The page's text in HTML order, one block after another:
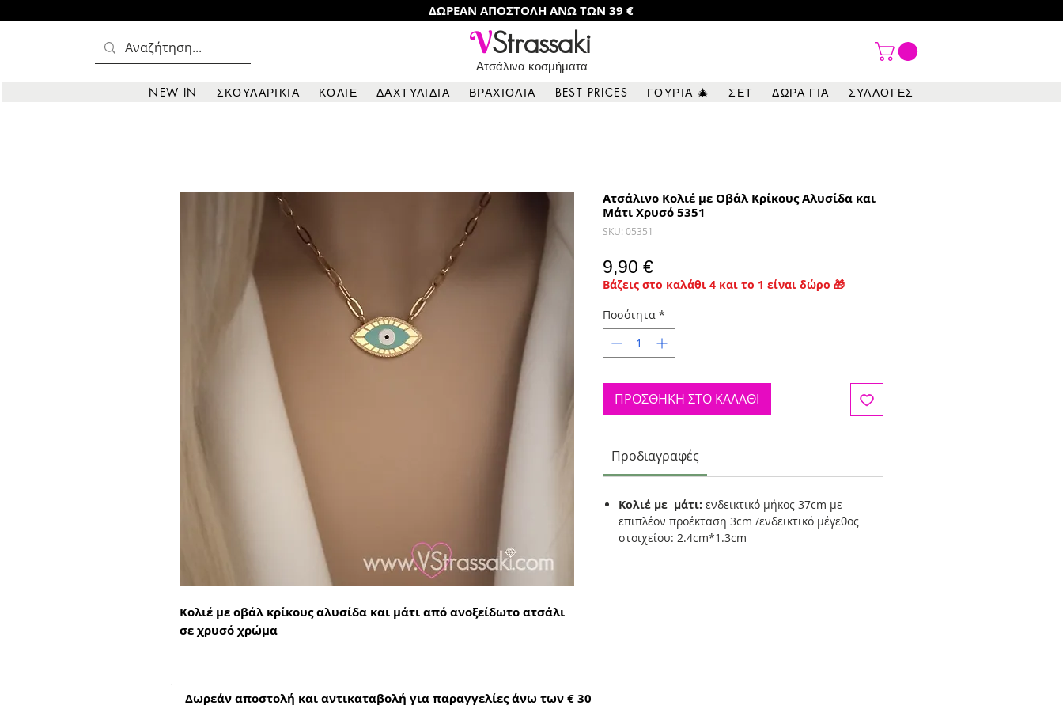
ΔΩΡΕΑΝ ΑΠΟΣΤΟΛΗ ΑΝΩ ΤΩΝ 39 €
VStrassaki
Ατσάλινα κοσμήματα
NEW IN ΣΚΟΥΛΑΡΙΚΙΑ ΚΟΛΙΕ ΔΑΧΤΥΛΙΔΙΑ ΒΡΑΧΙΟΛΙΑ BEST PRICES ΓΟΥΡΙΑ 🎄 ΣΕΤ ΔΩΡΑ ΓΙΑ ΣΥΛΛΟΓΕΣ
Κολιέ με οβάλ κρίκους αλυσίδα και μάτι από ανοξείδωτο ατσάλι
σε χρυσό χρώμα
Ατσάλινο Κολιέ με Οβάλ Κρίκους Αλυσίδα και
Μάτι Χρυσό 5351
SKU: 05351
9,90 €Τιμή
Βάζεις στο καλάθι 4 και το 1 είναι δώρο 🎁
Ποσότητα *
ΠΡΟΣΘΗΚΗ ΣΤΟ ΚΑΛΑΘΙ
Προδιαγραφές
Κολιέ με μάτι: ενδεικτικό μήκος 37cm με
επιπλέον προέκταση 3cm /ενδεικτικό μέγεθος
στοιχείου: 2.4cm*1.3cm
Δωρεάν αποστολή και αντικαταβολή για παραγγελίες άνω των € 30